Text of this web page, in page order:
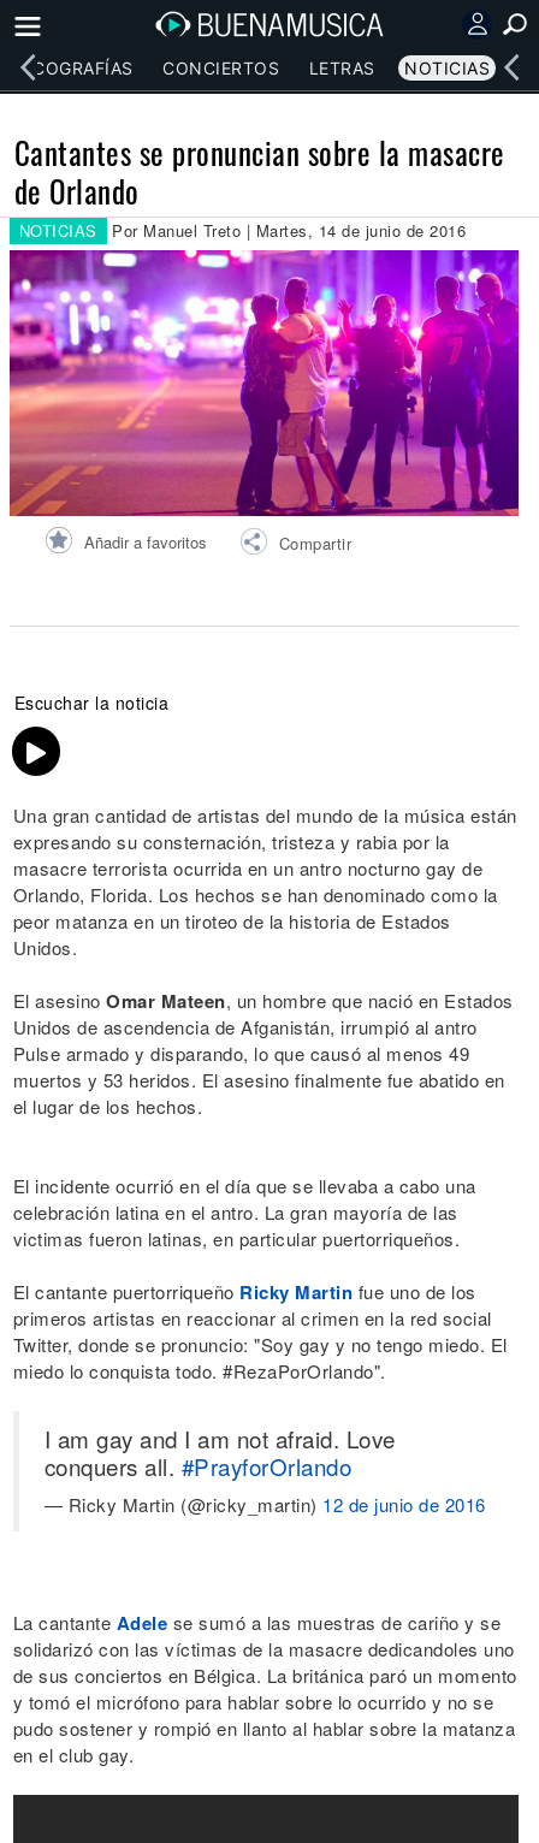
DISCOGRAFÍAS CONCIERTOS LETRAS NOTICIAS
Cantantes se pronuncian sobre la masacre
de Orlando
NOTICIAS Por Manuel Treto | Martes, 14 de junio de 2016
Añadir a favoritos Compartir
Escuchar la noticia
Una gran cantidad de artistas del mundo de la música están
expresando su consternación, tristeza y rabia por la
masacre terrorista ocurrida en un antro nocturno gay de
Orlando, Florida. Los hechos se han denominado como la
peor matanza en un tiroteo de la historia de Estados
Unidos.
El asesino Omar Mateen, un hombre que nació en Estados
Unidos de ascendencia de Afganistán, irrumpió al antro
Pulse armado y disparando, lo que causó al menos 49
muertos y 53 heridos. El asesino finalmente fue abatido en
el lugar de los hechos.
El incidente ocurrió en el día que se llevaba a cabo una
celebración latina en el antro. La gran mayoría de las
victimas fueron latinas, en particular puertorriqueños.
El cantante puertorriqueño Ricky Martin fue uno de los
primeros artistas en reaccionar al crimen en la red social
Twitter, donde se pronuncio: "Soy gay y no tengo miedo. El
miedo lo conquista todo. #RezaPorOrlando".
I am gay and I am not afraid. Love
conquers all. #PrayforOrlando
— Ricky Martin (@ricky_martin) 12 de junio de 2016
La cantante Adele se sumó a las muestras de cariño y se
solidarizó con las víctimas de la masacre dedicandoles uno
de sus conciertos en Bélgica. La británica paró un momento
y tomó el micrófono para hablar sobre lo ocurrido y no se
pudo sostener y rompió en llanto al hablar sobre la matanza
en el club gay.